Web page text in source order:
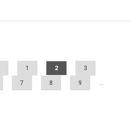
1 2 3
7 8 9 …